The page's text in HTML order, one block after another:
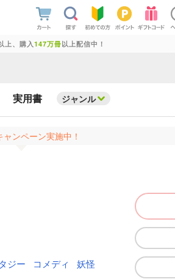
上、購入147万冊以上配信中！
実用書 ジャンル
ャンペーン実施中！
ジー コメディ
妖怪